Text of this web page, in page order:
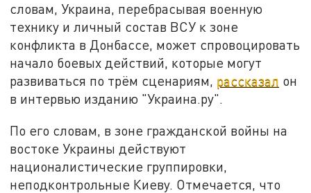
словам, Украина, перебрасывая военную
технику и личный состав ВСУ к зоне
конфликта в Донбассе, может спровоцировать
начало боевых действий, которые могут
развиваться по трём сценариям, рассказал он
в интервью изданию "Украина.ру".
По его словам, в зоне гражданской войны на
востоке Украины действуют
националистические группировки,
неподконтрольные Киеву. Отмечается, что